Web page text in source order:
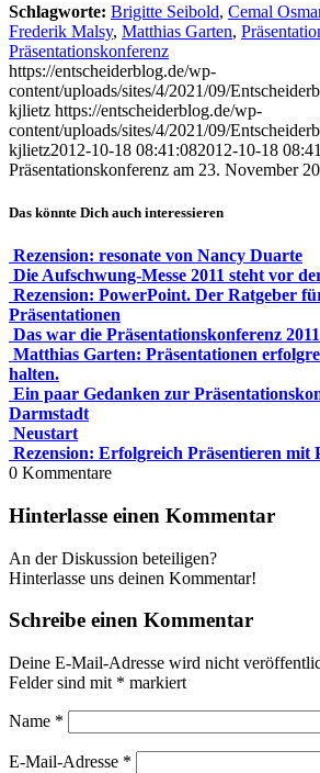
Schlagworte: Brigitte Seibold, Cemal
Frederik Malsy, Matthias Garten,
Präsentationskonferenz
https://entscheiderblog.de/wp-
content/uploads/sites/4/2021/09/
kjlietz https://entscheiderblog.de/wp-
content/uploads/sites/4/2021/09/
kjlietz2012-10-18 08:41:082012-10-18
Präsentationskonferenz am 23. November
Das könnte Dich auch interessieren
Rezension: resonate von Nancy Duarte
Die Aufschwung-Messe 2011 steht vor
Rezension: PowerPoint. Der Ratgeber
Präsentationen
Das war die Präsentationskonferenz 2011
Matthias Garten: Präsentationen
halten.
Ein paar Gedanken zur
Darmstadt
Neustart
Rezension: Erfolgreich Präsentieren mit
0 Kommentare
Hinterlasse einen Kommentar
An der Diskussion beteiligen?
Hinterlasse uns deinen Kommentar!
Schreibe einen Kommentar
Deine E-Mail-Adresse wird nicht
Felder sind mit * markiert
Name *
E-Mail-Adresse *